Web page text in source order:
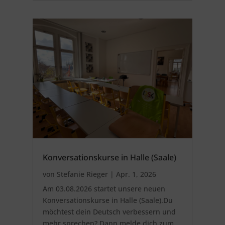
Konversationskurse in Halle (Saale)
von Stefanie Rieger| Apr. 1, 2026
Am 03.08.2026 startet unsere neuen
Konversationskurse in Halle (Saale).Du
möchtest dein Deutsch verbessern und